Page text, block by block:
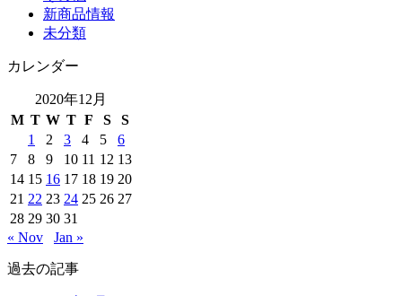
新商品情報
未分類
カレンダー
2020年12月
M T W T F S
S
1
2 3 4 5
6
7
8 9 10 11 12 13
14 15 16 17 18 19 20
21 22 23 24 25 26 27
28 29 30 31
« Nov
Jan »
過去の記事